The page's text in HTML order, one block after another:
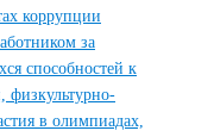
коррупции
за
способностей к
физкультурно-
в олимпиадах,